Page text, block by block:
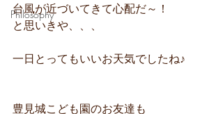
Philosophy
台風が近づいてきて心配だ～！
と思いきや、、、
一日とってもいいお天気でしたね♪
豊見城こども園のお友達も